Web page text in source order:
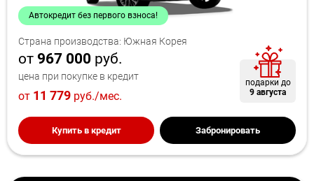
Автокредит без первого взноса!
Страна производства: Южная Корея
от 967 000 руб.
цена при покупке в кредит
от 11 779 руб./мес.
подарки до
9 августа
Купить в кредит Забронировать